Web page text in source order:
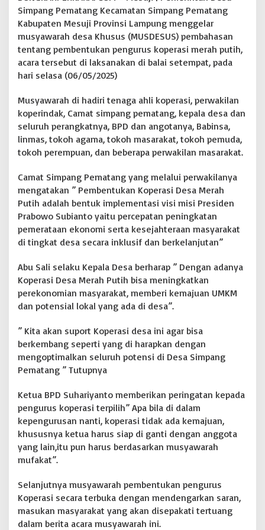
a
h
D
e
s
a
S
p
a
n
g
P
e
a
t
a
g
G
e
a
M
U
S
E
U
S
Simpang Pematang Kecamatan Simpang Pematang
Kabupaten Mesuji Provinsi Lampung menggelar
musyawarah desa Khusus (MUSDESUS) pembahasan
tentang pembentukan pengurus koperasi merah putih,
acara tersebut di laksanakan di balai setempat, pada
hari selasa (06/05/2025)
Musyawarah di hadiri tenaga ahli koperasi, perwakilan
koperindak, Camat simpang pematang, kepala desa dan
seluruh perangkatnya, BPD dan angotanya, Babinsa,
linmas, tokoh agama, tokoh masarakat, tokoh pemuda,
tokoh perempuan, dan beberapa perwakilan masarakat.
Camat Simpang Pematang yang melalui perwakilanya
mengatakan ” Pembentukan Koperasi Desa Merah
Putih adalah bentuk implementasi visi misi Presiden
Prabowo Subianto yaitu percepatan peningkatan
pemerataan ekonomi serta kesejahteraan masyarakat
di tingkat desa secara inklusif dan berkelanjutan”
Abu Sali selaku Kepala Desa berharap ” Dengan adanya
Koperasi Desa Merah Putih bisa meningkatkan
perekonomian masyarakat, memberi kemajuan UMKM
dan potensial lokal yang ada di desa”.
” Kita akan suport Koperasi desa ini agar bisa
berkembang seperti yang di harapkan dengan
mengoptimalkan seluruh potensi di Desa Simpang
Pematang ” Tutupnya
Ketua BPD Suhariyanto memberikan peringatan kepada
pengurus koperasi terpilih” Apa bila di dalam
kepengurusan nanti, koperasi tidak ada kemajuan,
khususnya ketua harus siap di ganti dengan anggota
yang lain,itu pun harus berdasarkan musyawarah
mufakat”.
Selanjutnya musyawarah pembentukan pengurus
Koperasi secara terbuka dengan mendengarkan saran,
masukan masyarakat yang akan disepakati tertuang
dalam berita acara musyawarah ini.